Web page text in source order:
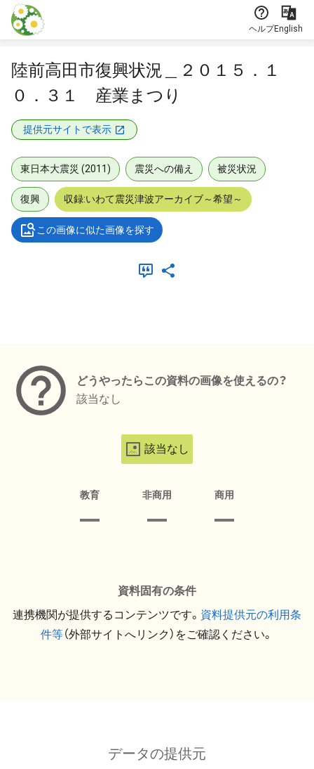
本文に飛ぶ
ヘルプEnglish
陸前高田市復興状況＿２０１５．１
０．３１ 産業まつり
提供元サイトで表示
東日本大震災 (2011) 震災への備え 被災状況
復興 収録:いわて震災津波アーカイブ～希望～
この画像に似た画像を探す
どうやったらこの資料の画像を使えるの？
該当なし
該当なし
教育 非商用 商用
資料固有の条件
連携機関が提供するコンテンツです。 資料提供元の利用条
件等（外部サイトへリンク）をご確認ください。
データの提供元